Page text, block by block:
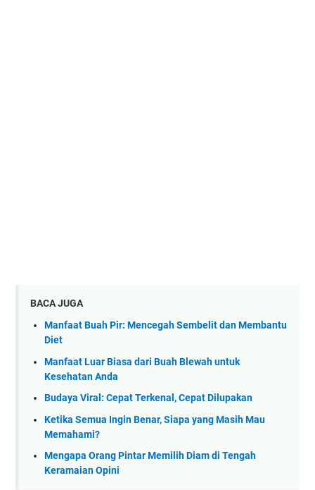
BACA JUGA
Manfaat Buah Pir: Mencegah Sembelit dan Membantu
Diet
Manfaat Luar Biasa dari Buah Blewah untuk
Kesehatan Anda
Budaya Viral: Cepat Terkenal, Cepat Dilupakan
Ketika Semua Ingin Benar, Siapa yang Masih Mau
Memahami?
Mengapa Orang Pintar Memilih Diam di Tengah
Keramaian Opini